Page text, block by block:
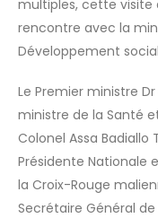
multiples, cette
rencontre avec la
Développement
Le Premier ministre
ministre de la Santé
Colonel Assa Badiallo
Présidente Nationale
la Croix-Rouge
Secrétaire Général